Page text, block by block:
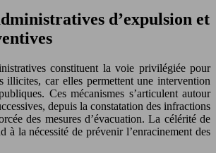
d’expulsion et
constituent la voie privilégiée pour
illicites, car elles permettent une intervention
Ces mécanismes s’articulent autour
depuis la constatation des infractions
des mesures d’évacuation. La célérité de
à la nécessité de prévenir l’enracinement des